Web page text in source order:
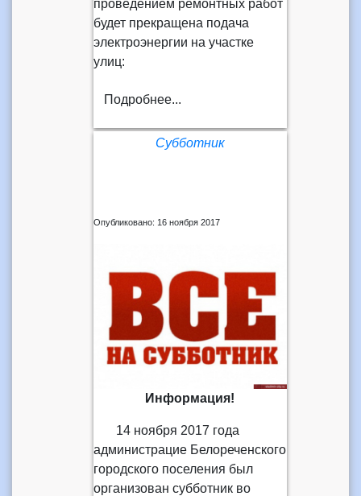
проведением ремонтных работ
будет прекращена подача
электроэнергии на участке
улиц:
Подробнее...
Субботник
Опубликовано: 16 ноября 2017
Информация!
14 ноября 2017 года
администрацие Белореченского
городского поселения был
организован субботник во